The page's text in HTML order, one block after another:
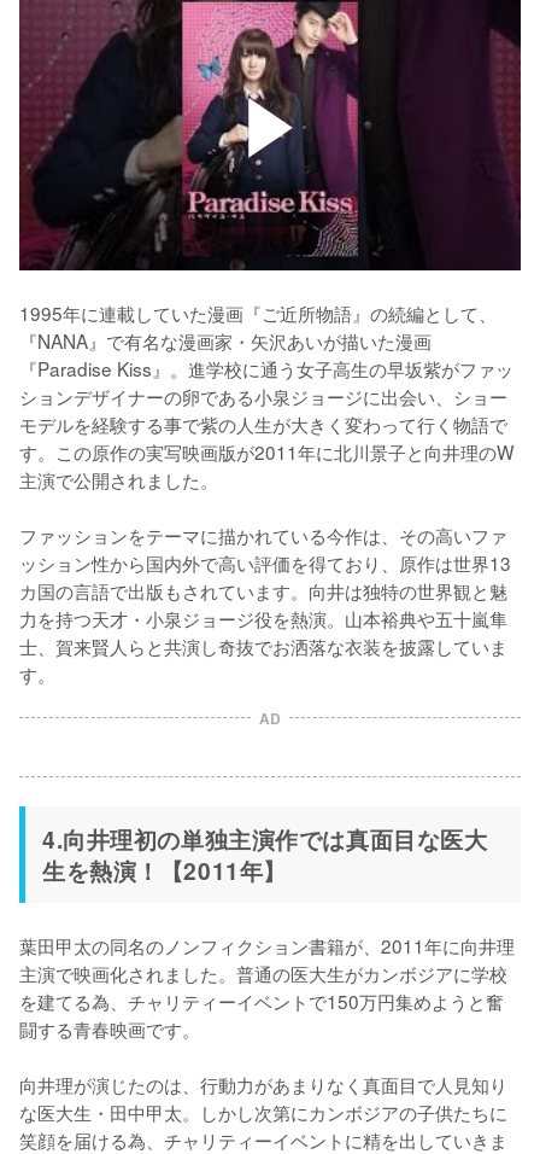
1995年に連載していた漫画『ご近所物語』の続編として、
『NANA』で有名な漫画家・矢沢あいが描いた漫画
『Paradise Kiss』。進学校に通う女子高生の早坂紫がファッ
ションデザイナーの卵である小泉ジョージに出会い、ショー
モデルを経験する事で紫の人生が大きく変わって行く物語で
す。この原作の実写映画版が2011年に北川景子と向井理のW
主演で公開されました。
ファッションをテーマに描かれている今作は、その高いファ
ッション性から国内外で高い評価を得ており、原作は世界13
カ国の言語で出版もされています。向井は独特の世界観と魅
力を持つ天才・小泉ジョージ役を熱演。山本裕典や五十嵐隼
士、賀来賢人らと共演し奇抜でお洒落な衣装を披露していま
す。
AD
4.向井理初の単独主演作では真面目な医大
生を熱演！【2011年】
葉田甲太の同名のノンフィクション書籍が、2011年に向井理
主演で映画化されました。普通の医大生がカンボジアに学校
を建てる為、チャリティーイベントで150万円集めようと奮
闘する青春映画です。
向井理が演じたのは、行動力があまりなく真面目で人見知り
な医大生・田中甲太。しかし次第にカンボジアの子供たちに
笑顔を届ける為、チャリティーイベントに精を出していきま